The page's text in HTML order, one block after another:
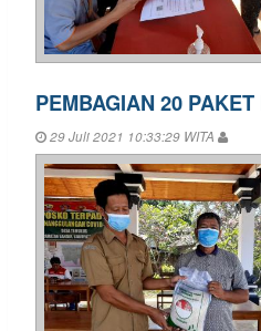
PEMBAGIAN 20
29 Juli 2021 10:33:29 WITA